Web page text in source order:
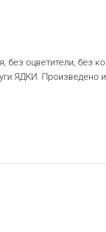
без оцветители, без
ЯДКИ. Произведено и